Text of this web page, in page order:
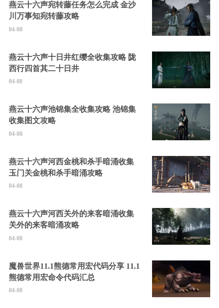
燕云十六声宛转藤任务怎么完成 金沙
川万事知宛转藤攻略
04-08
燕云十六声十日井红缨全收集攻略 陇
西行四首其二十日井
04-08
燕云十六声池锦集全收集攻略 池锦集
收集图文攻略
04-08
燕云十六声河西金桃和杀手暗涌收集
玉门关金桃和杀手暗涌攻略
04-08
燕云十六声河西关外的来客暗涌收集
关外的来客暗涌攻略
04-08
魔兽世界11.1熊德常用宏代码分享 11.1
熊德常用宏命令代码汇总
04-08